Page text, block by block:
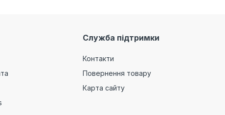
Служба підтримки
Контакти
Повернення товару
Карта сайту